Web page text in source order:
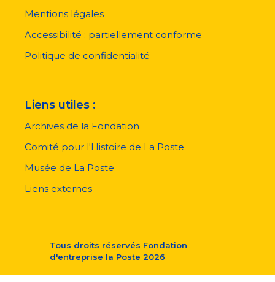
pied
page
Mentions légales
Accessibilité : partiellement conforme
Politique de confidentialité
Liens utiles :
Archives de la Fondation
Comité pour l'Histoire de La Poste
Musée de La Poste
Liens externes
Tous droits réservés Fondation
d'entreprise la Poste 2026